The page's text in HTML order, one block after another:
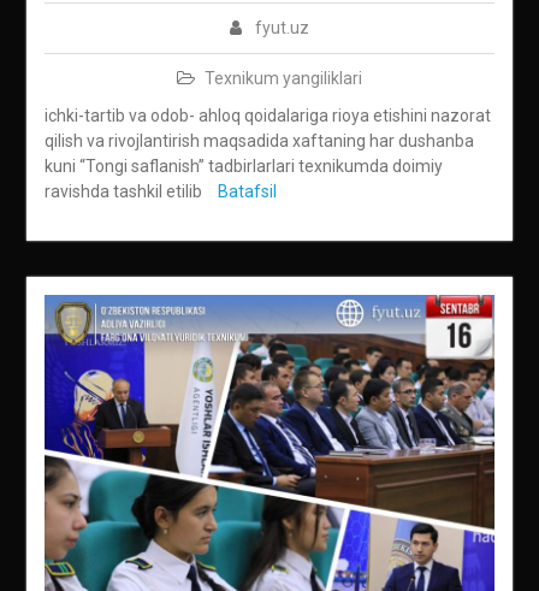
fyut.uz
Texnikum yangiliklari
ichki-tartib va odob- ahloq qoidalariga rioya etishini nazorat
qilish va rivojlantirish maqsadida xaftaning har dushanba
kuni “Tongi saflanish” tadbirlarlari texnikumda doimiy
ravishda tashkil etilib
Batafsil